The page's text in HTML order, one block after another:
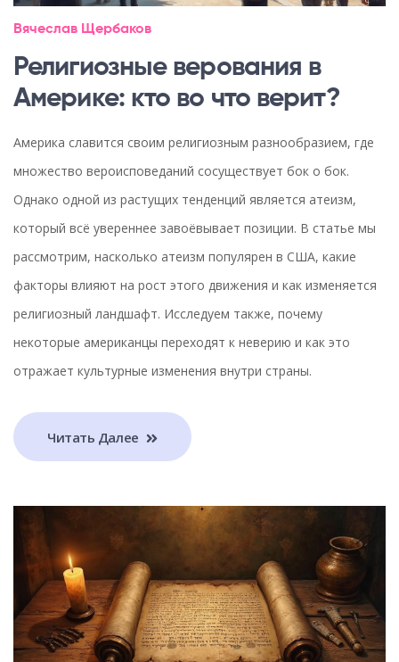
Вячеслав Щербаков
Религиозные верования в
Америке: кто во что верит?
Америка славится своим религиозным разнообразием, где
множество вероисповеданий сосуществует бок о бок.
Однако одной из растущих тенденций является атеизм,
который всё увереннее завоёвывает позиции. В статье мы
рассмотрим, насколько атеизм популярен в США, какие
факторы влияют на рост этого движения и как изменяется
религиозный ландшафт. Исследуем также, почему
некоторые американцы переходят к неверию и как это
отражает культурные изменения внутри страны.
Читать Далее